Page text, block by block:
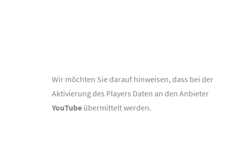
Wir möchten Sie darauf hinweisen, dass bei der
Aktivierung des Players Daten an den Anbieter
YouTube übermittelt werden.